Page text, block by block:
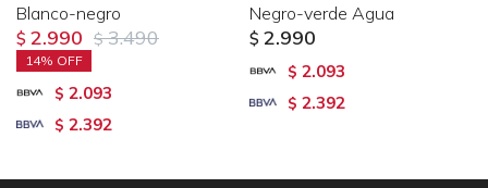
Blanco-negro
$ 2.990 $ 3.490
14
$ 2.093
$ 2.392
Negro-verde Agua
$ 2.990
$ 2.093
$ 2.392